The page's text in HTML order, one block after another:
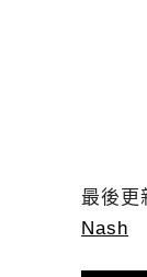
最後更
Nash